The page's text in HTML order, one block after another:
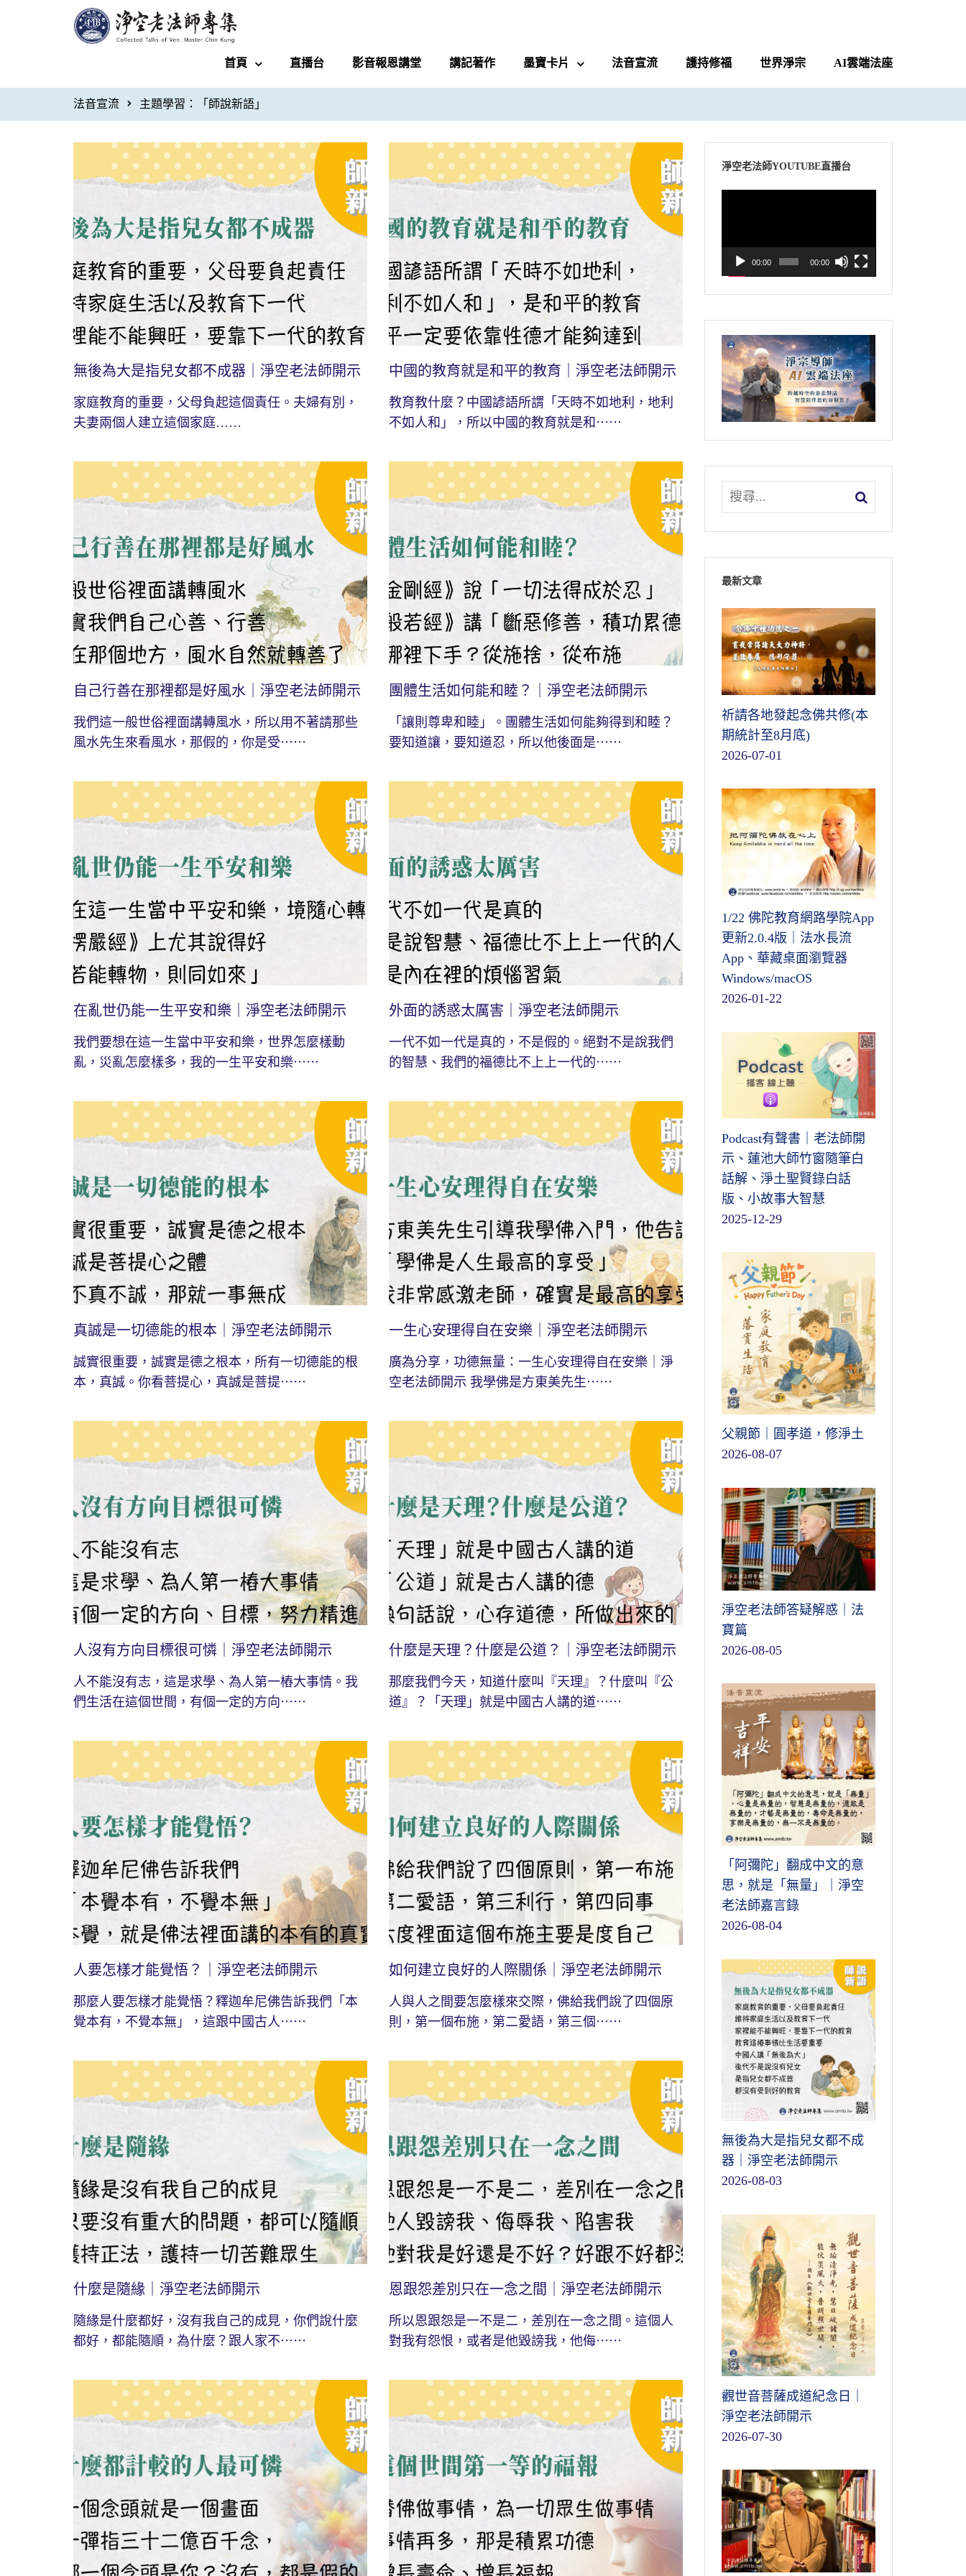
首頁 直播台 影音報恩講堂 講記著作 墨寶卡片 法音宣流 護持修福 世界淨宗 AI雲端法座
法音宣流 主題學習：「師說新語」
無後為大是指兒女都不成器｜淨空老法師開示
家庭教育的重要，父母負起這個責任。夫婦有別，
夫妻兩個人建立這個家庭……
中國的教育就是和平的教育｜淨空老法師開示
教育教什麼？中國諺語所謂「天時不如地利，地利
不如人和」，所以中國的教育就是和⋯⋯
自己行善在那裡都是好風水｜淨空老法師開示
我們這一般世俗裡面講轉風水，所以用不著請那些
風水先生來看風水，那假的，你是受⋯⋯
團體生活如何能和睦？｜淨空老法師開示
「讓則尊卑和睦」。團體生活如何能夠得到和睦？
要知道讓，要知道忍，所以他後面是⋯⋯
在亂世仍能一生平安和樂｜淨空老法師開示
我們要想在這一生當中平安和樂，世界怎麼樣動
亂，災亂怎麼樣多，我的一生平安和樂⋯⋯
外面的誘惑太厲害｜淨空老法師開示
一代不如一代是真的，不是假的。絕對不是說我們
的智慧、我們的福德比不上上一代的⋯⋯
真誠是一切德能的根本｜淨空老法師開示
誠實很重要，誠實是德之根本，所有一切德能的根
本，真誠。你看菩提心，真誠是菩提⋯⋯
一生心安理得自在安樂｜淨空老法師開示
廣為分享，功德無量：一生心安理得自在安樂｜淨
空老法師開示 我學佛是方東美先生⋯⋯
人沒有方向目標很可憐｜淨空老法師開示
人不能沒有志，這是求學、為人第一樁大事情。我
們生活在這個世間，有個一定的方向⋯⋯
什麼是天理？什麼是公道？｜淨空老法師開示
那麼我們今天，知道什麼叫『天理』？什麼叫『公
道』？「天理」就是中國古人講的道⋯⋯
人要怎樣才能覺悟？｜淨空老法師開示
那麼人要怎樣才能覺悟？釋迦牟尼佛告訴我們「本
覺本有，不覺本無」，這跟中國古人⋯⋯
如何建立良好的人際關係｜淨空老法師開示
人與人之間要怎麼樣來交際，佛給我們說了四個原
則，第一個布施，第二愛語，第三個⋯⋯
什麼是隨緣｜淨空老法師開示
隨緣是什麼都好，沒有我自己的成見，你們說什麼
都好，都能隨順，為什麼？跟人家不⋯⋯
恩跟怨差別只在一念之間｜淨空老法師開示
所以恩跟怨是一不是二，差別在一念之間。這個人
對我有怨恨，或者是他毀謗我，他侮⋯⋯
淨空老法師YOUTUBE直播台
器
00:00 00:00
最新文章
祈請各地發起念佛共修(本
期統計至8月底)
2026-07-01
1/22 佛陀教育網路學院App
更新2.0.4版｜法水長流
App、華藏桌面瀏覽器
Windows/macOS
2026-01-22
Podcast有聲書｜老法師開
示、蓮池大師竹窗隨筆白
話解、淨土聖賢錄白話
版、小故事大智慧
2025-12-29
父親節｜圓孝道，修淨土
2026-08-07
淨空老法師答疑解惑｜法
寶篇
2026-08-05
「阿彌陀」翻成中文的意
思，就是「無量」｜淨空
老法師嘉言錄
2026-08-04
無後為大是指兒女都不成
器｜淨空老法師開示
2026-08-03
觀世音菩薩成道紀念日｜
淨空老法師開示
2026-07-30